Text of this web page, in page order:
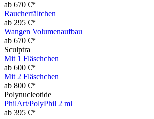
ab 670 €*
Raucherfältchen
ab 295 €*
Wangen Volumenaufbau
ab 670 €*
Sculptra
Mit 1 Fläschchen
ab 600 €*
Mit 2 Fläschchen
ab 800 €*
Polynucleotide
PhilArt/PolyPhil 2 ml
ab 395 €*